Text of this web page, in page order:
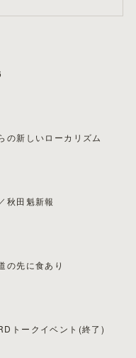
の新しいローカリズム
秋田魁新報
の先に食あり
トークイベント(終了)